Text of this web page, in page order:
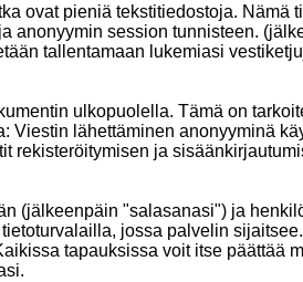
ovat pieniä tekstitiedostoja. Nämä
anonyymin session tunnisteen.
tallentamaan lukemiasi
ulkopuolella. Tämä on
Viestin lähettäminen anonyyminä
rekisteröitymisen ja
(jälkeenpäin "salasanasi") ja
jossa palvelin
tapauksissa voit itse päättää